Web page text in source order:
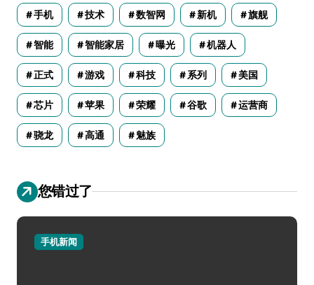
手机 技术 数智网 新机 旗舰
智能 智能家居 曝光 机器人
正式 游戏 科技 系列 美国
芯片 苹果 荣耀 谷歌 运营商
骁龙 高通 魅族
您错过了
手机新闻